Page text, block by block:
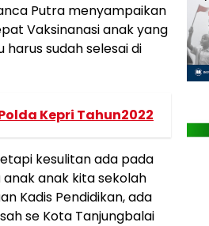
Putra menyampaikan
Vaksinanasi anak yang
sudah selesai di
Kepri Tahun2022
kesulitan ada pada
anak kita sekolah
Kadis Pendidikan, ada
se Kota Tanjungbalai